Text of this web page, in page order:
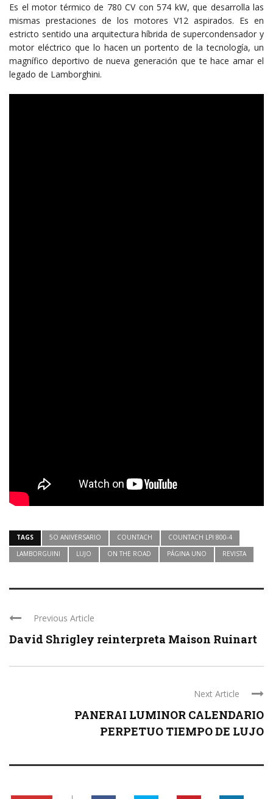
Es el motor térmico de 780 CV con 574 kW, que desarrolla las
mismas prestaciones de los motores V12 aspirados. Es en
estricto sentido una arquitectura híbrida de supercondensador y
motor eléctrico que lo hacen un portento de la tecnología, un
magnífico deportivo de nueva generación que te hace amar el
legado de Lamborghini.
TAGS 5O ANIVERSARIO COUNTACH
COUNTACH LPI 800-4
LAMBORGUINI
LUJO ON THE ROAD PÁGINA UNO REVISTA
Previous Article
David Shrigley reinterpreta Maison Ruinart
Next Article
PANERAI LUMINOR CALENDARIO
PERPETUO TIEMPO DE LUJO